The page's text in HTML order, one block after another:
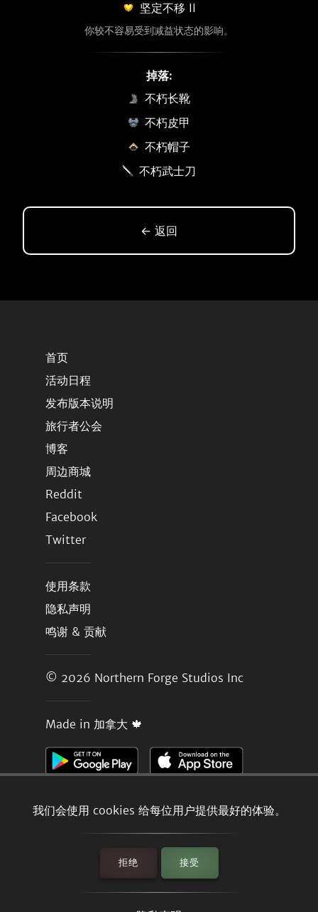
我们会使用 cookies 给每位用户提供最好的体验。
拒绝 接受
坚定不移 II
你较不容易受到减益状态的影响。
掉落:
不朽长靴
不朽皮甲
不朽帽子
不朽武士刀
← 返回
首页
活动日程
发布版本说明
旅行者公会
博客
周边商城
Reddit
Facebook
Twitter
使用条款
隐私声明
鸣谢 & 贡献
© 2026 Northern Forge Studios Inc
Made in 加拿大 🍁